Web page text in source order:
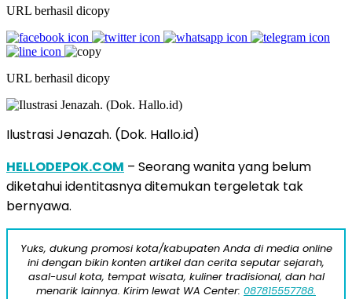
URL berhasil dicopy
URL berhasil dicopy
Ilustrasi Jenazah. (Dok. Hallo.id)
HELLODEPOK.COM – Seorang wanita yang belum
diketahui identitasnya ditemukan tergeletak tak
bernyawa.
Yuks, dukung promosi kota/kabupaten Anda di media online
ini dengan bikin konten artikel dan cerita seputar sejarah,
asal-usul kota, tempat wisata, kuliner tradisional, dan hal
menarik lainnya. Kirim lewat WA Center: 087815557788.